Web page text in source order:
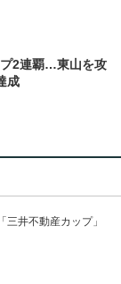
2連覇…東山を攻
成
三井不動産カップ」